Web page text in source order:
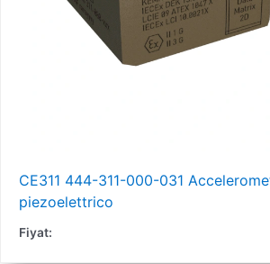
CE311 444-311-000-031
piezoelettrico
Fiyat: